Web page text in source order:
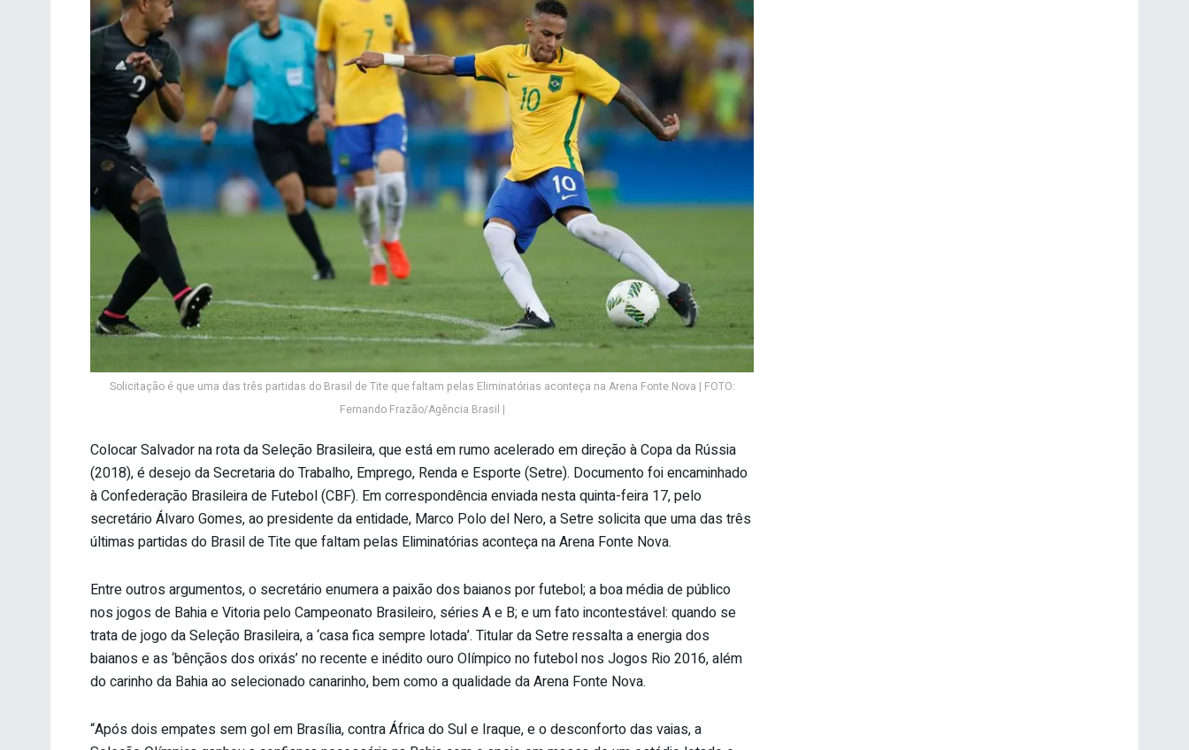
Solicitação é que uma das três partidas do Brasil de Tite que faltam pelas Eliminatórias aconteça na Arena Fonte Nova | FOTO:
Fernando Frazão/Agência Brasil |
Colocar Salvador na rota da Seleção Brasileira, que está em rumo acelerado em direção à Copa da Rússia
(2018), é desejo da Secretaria do Trabalho, Emprego, Renda e Esporte (Setre). Documento foi encaminhado
à Confederação Brasileira de Futebol (CBF). Em correspondência enviada nesta quinta-feira 17, pelo
secretário Álvaro Gomes, ao presidente da entidade, Marco Polo del Nero, a Setre solicita que uma das três
últimas partidas do Brasil de Tite que faltam pelas Eliminatórias aconteça na Arena Fonte Nova.
Entre outros argumentos, o secretário enumera a paixão dos baianos por futebol; a boa média de público
nos jogos de Bahia e Vitoria pelo Campeonato Brasileiro, séries A e B; e um fato incontestável: quando se
trata de jogo da Seleção Brasileira, a ‘casa fica sempre lotada’. Titular da Setre ressalta a energia dos
baianos e as ‘bênçãos dos orixás’ no recente e inédito ouro Olímpico no futebol nos Jogos Rio 2016, além
do carinho da Bahia ao selecionado canarinho, bem como a qualidade da Arena Fonte Nova.
“Após dois empates sem gol em Brasília, contra África do Sul e Iraque, e o desconforto das vaias, a